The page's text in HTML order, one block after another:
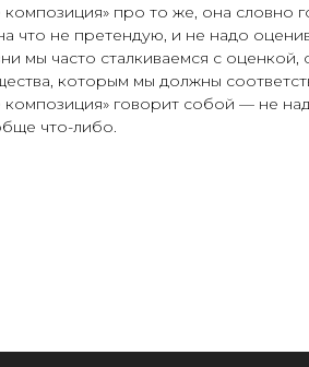
композиция» про то же, она словно
что не претендую, и не надо
мы часто сталкиваемся с
которым мы должны
композиция» говорит собой — не
что-либо.